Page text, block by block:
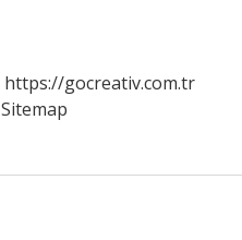
https://gocreativ.com.tr
Sitemap